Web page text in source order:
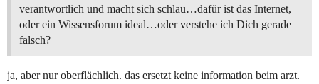
verantwortlich und macht sich schlau…dafür ist das Internet,
oder ein Wissensforum ideal…oder verstehe ich Dich gerade
falsch?
ja, aber nur oberflächlich. das ersetzt keine information beim arzt.